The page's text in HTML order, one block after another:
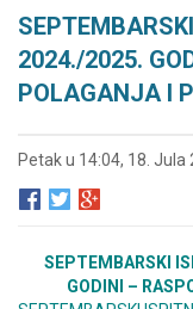
2024./2025.
POLAGANJA I
Petak u 14:04, 18. Jula
SEPTEMBARSKI
GODINI –